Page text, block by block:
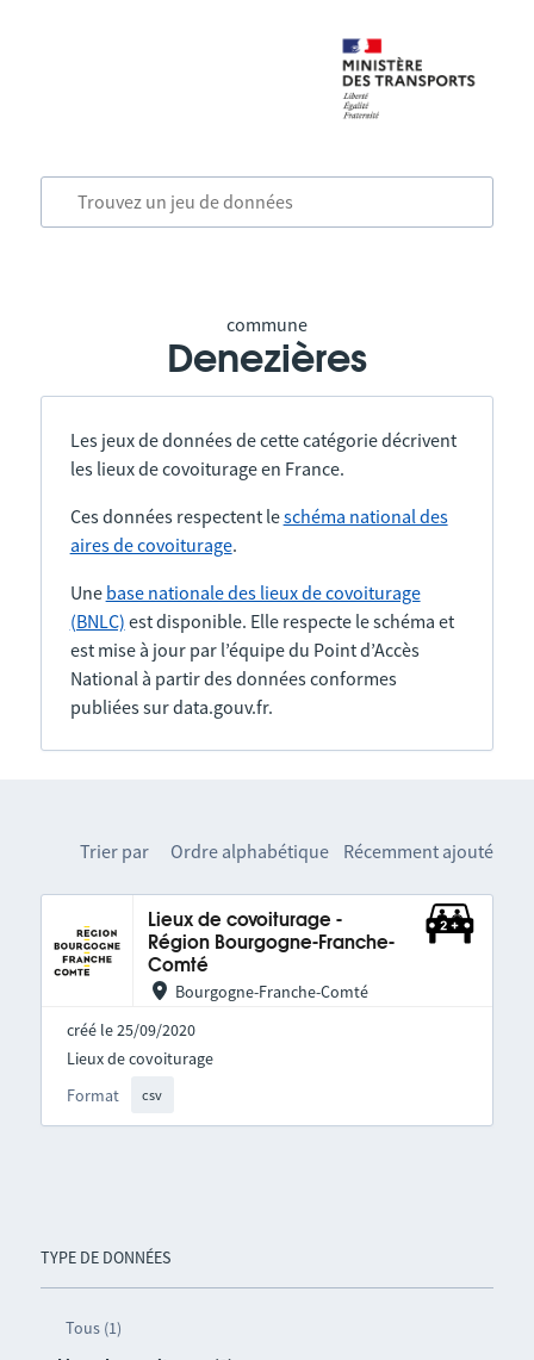
commune
Denezières
Les jeux de données de cette catégorie décrivent
les lieux de covoiturage en France.
Ces données respectent leschéma national des
aires de covoiturage.
Une base nationale des lieux de covoiturage
(BNLC) est disponible. Elle respecte le schéma et
est mise à jour par l’équipe du Point d’Accès
National à partir des données conformes
publiées sur data.gouv.fr.
TYPE DE DONNÉES
Tous (1)
Trier par Ordre alphabétique Récemment ajouté
Lieux de covoiturage -
Région Bourgogne-Franche-
Comté
Bourgogne-Franche-Comté
créé le 25/09/2020
Format csv
Lieux de covoiturage